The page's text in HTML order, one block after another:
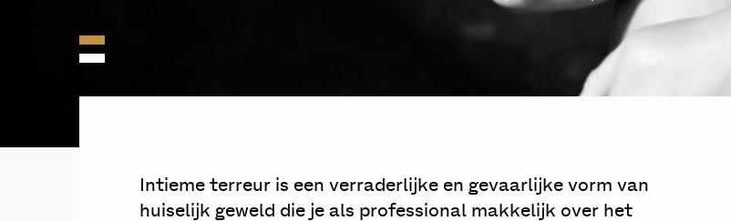
Intieme terreur is een verraderlijke en gevaarlijke vorm van
huiselijk geweld die je als professional makkelijk over het